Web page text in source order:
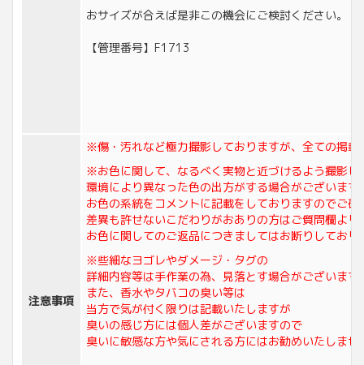
おサイズが合えば是非この機会にご検討ください。
【管理番号】F1713
注意事項
※傷・汚れなど極力撮影しておりますが、全ての掲載
※お色に関して、なるべく実物と近づけるよう撮影し
環境により異なった色の出方がする場合がございます
お色の系統をコメントに記載をしておりますのでご確
差異も許せないこだわりがおありの方はご質問欄より
お色に関してのご返品につきましてはお断りしており
※些細なヨゴレやダメージ・タグの
詳細内容等は手作業の為、見落とす場合がございます
また、香水やタバコの臭い等は
当方で気が付く限りは記載いたしますが
臭いの感じ方には個人差がございますので
臭いに敏感な方や気にされる方にはお勧めいたしませ